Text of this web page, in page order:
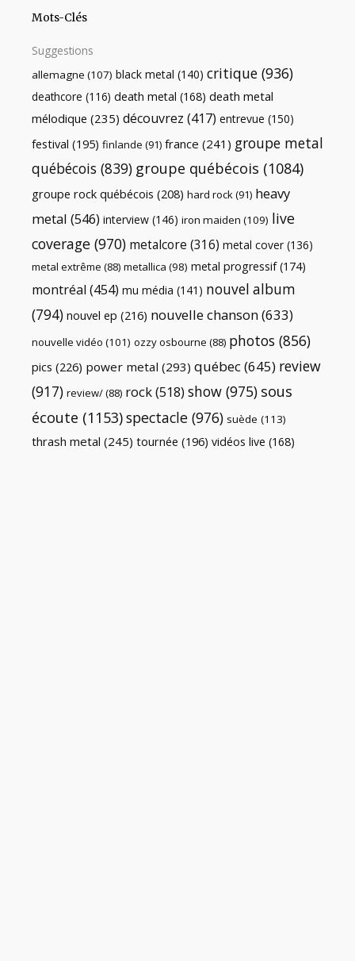
Mots-Clés
Suggestions
allemagne (107) black metal (140) critique (936)
deathcore (116) death metal (168) death metal
mélodique (235) découvrez (417) entrevue (150)
festival (195) finlande (91) france (241) groupe metal
québécois (839) groupe québécois (1084)
groupe rock québécois (208) hard rock (91) heavy
metal (546) interview (146) iron maiden (109) live
coverage (970) metalcore (316) metal cover (136)
metal extrême (88) metallica (98) metal progressif(174)
montréal (454) mu média (141) nouvel album
(794) nouvel ep (216) nouvelle chanson(633)
nouvelle vidéo (101) ozzy osbourne (88) photos (856)
pics (226) power metal (293) québec(645) review
(917) review/(88) rock(518) show (975) sous
écoute (1153)spectacle (976) suède (113)
thrash metal (245) tournée (196) vidéos live (168)